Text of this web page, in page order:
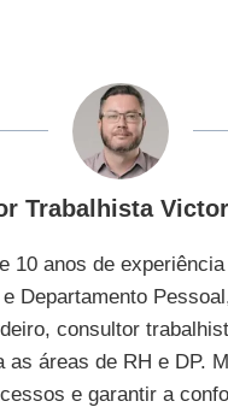
Trabalhista
10 anos de
e Departamento
consultor
as áreas de RH e DP.
e garantir a